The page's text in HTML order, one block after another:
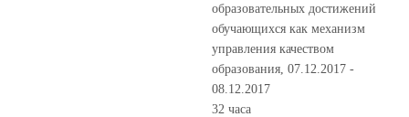
образовательных достижений
обучающихся как механизм
управления качеством
образования, 07.12.2017 -
08.12.2017
32 часа